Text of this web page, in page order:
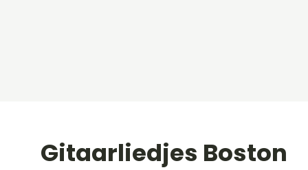
Gitaarliedjes Boston